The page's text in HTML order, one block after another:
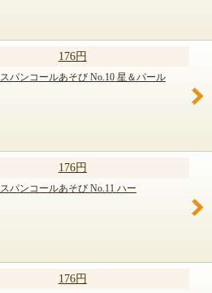
176円
スパンコールあそび No.10 星＆パール
176円
スパンコールあそび No.11 ハー
176円